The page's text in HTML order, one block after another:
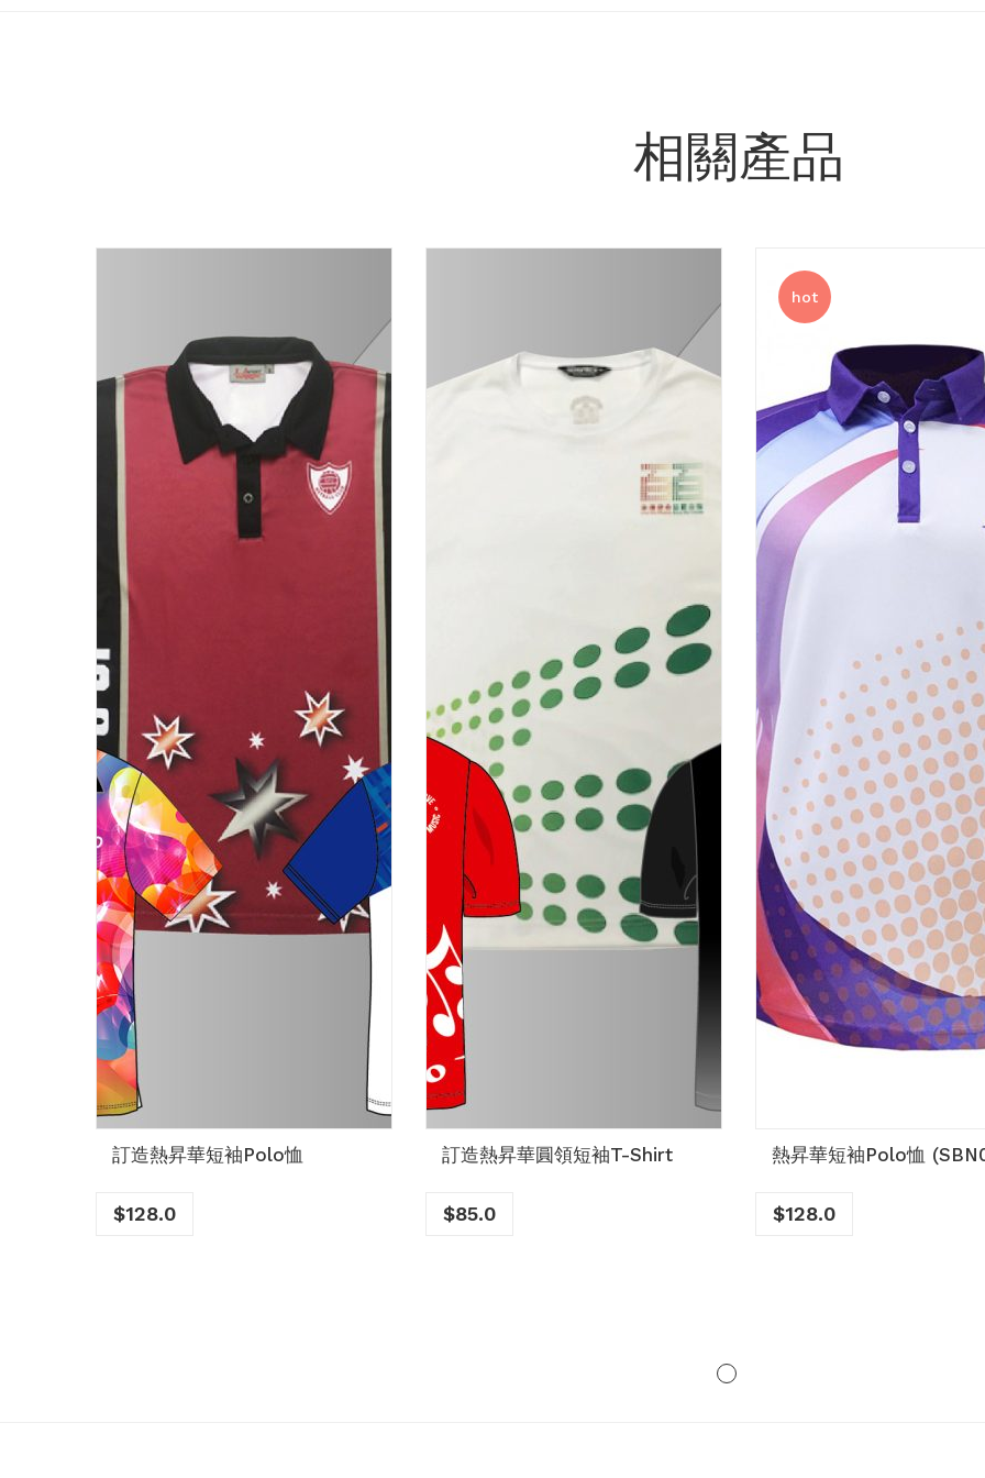
相關產品
訂造熱昇華短袖Polo恤
$128.0
訂造熱昇華圓領短袖T-Shirt
$85.0
hot
熱昇華短袖Polo恤
$128.0